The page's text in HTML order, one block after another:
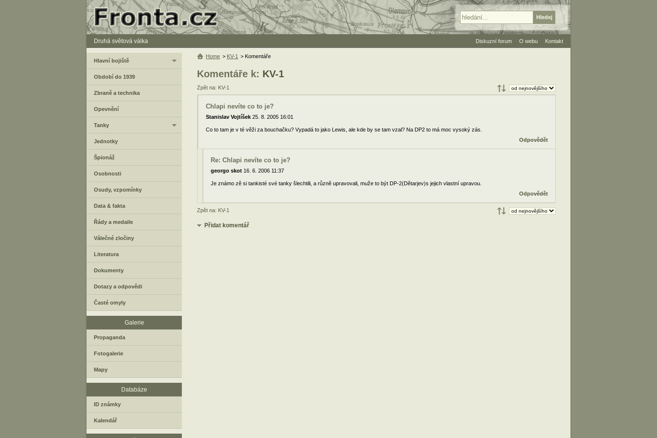
Druhá světová válka
Komentáře k: KV-1
Zpět na: KV-1
Chlapi nevíte co to je?
Stanislav Vojtíšek 25. 8. 2005 16:01
Co to tam je v té věži za bouchačku? Vypadá to jako Lewis, ale kde by se tam vzal? Na DP2 to má moc vysoký zás.
Odpovědět
Re: Chlapi nevíte co to je?
georgo skot 16. 6. 2006 11:37
Je známo zě si tankisté své tanky šlechtili, a různě upravovali, muže to být DP-2(Dětarjev)s jejich vlastní upravou.
Odpovědět
Zpět na: KV-1
Přidat komentář
Home > KV-1 > Komentáře
Hlavní bojiště
Období do 1939
Zbraně a technika
Opevnění
Tanky
Jednotky
Špionáž
Osobnosti
Osudy, vzpomínky
Data & fakta
Řády a medaile
Válečné zločiny
Literatura
Dokumenty
Dotazy a odpovědi
Časté omyly
Galerie
Propaganda
Fotogalerie
Mapy
Databáze
ID známky
Kalendář
Diskuzní forum O webu Kontakt